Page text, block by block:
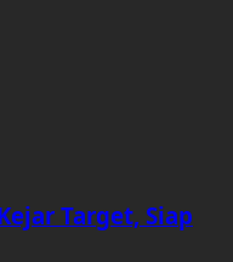
Target, Siap